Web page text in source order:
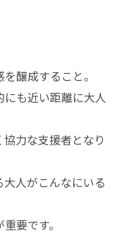
醸成すること。
も近い距離に大人
力な支援者となり
人がこんなにいる
要です。